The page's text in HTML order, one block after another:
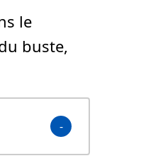
le
buste,